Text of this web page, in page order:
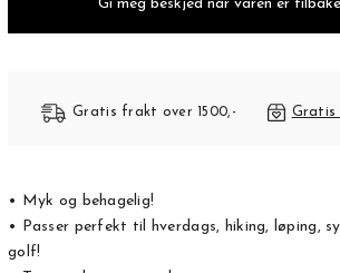
Gi meg beskjed når varen er
Gratis frakt over 1500,-
• Myk og behagelig!
• Passer perfekt til hverdags, hiking, løping,
golf!